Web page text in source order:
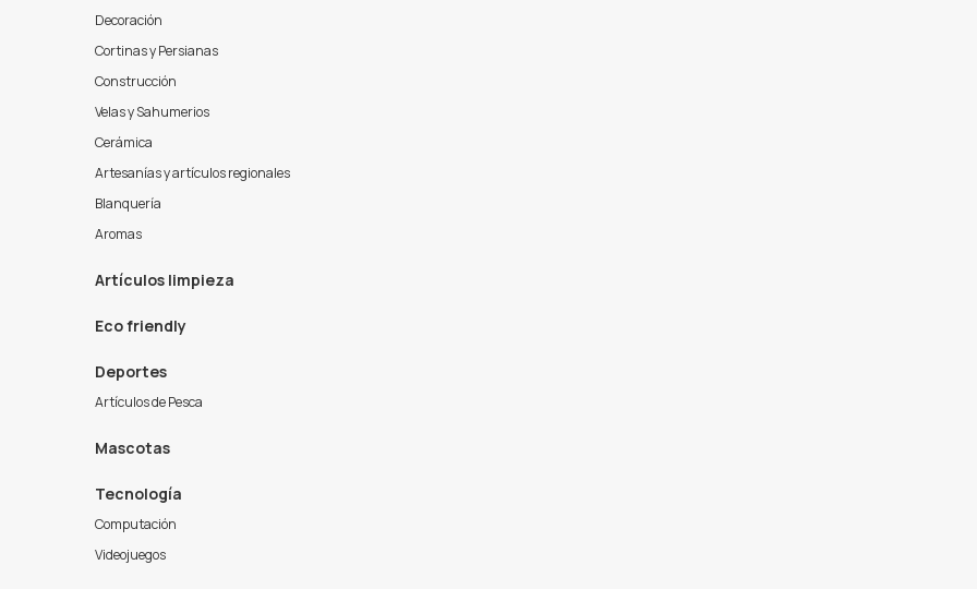
Decoración
Cortinas y Persianas
Construcción
Velas y Sahumerios
Cerámica
Artesanías y artículos regionales
Blanquería
Aromas
Artículos limpieza
Eco friendly
Deportes
Artículos de Pesca
Mascotas
Tecnología
Computación
Videojuegos